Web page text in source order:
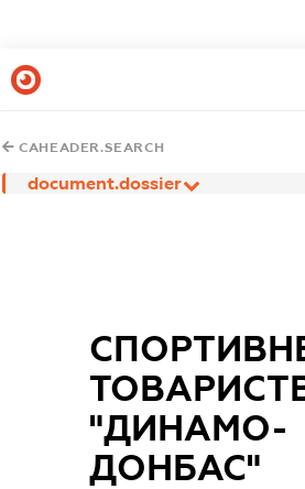
CAHEADER.SEARCH
document.dossier
"ДИНАМО-
ДОНБАС"